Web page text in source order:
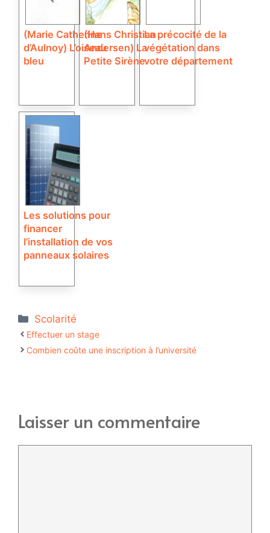
(Marie Catherine
d’Aulnoy) L’oiseau
bleu
(Hans Christian
Andersen) La
Petite Sirène
La précocité de la
végétation dans
votre département
Les solutions pour
financer
l’installation de vos
panneaux solaires
Catégories
Scolarité
Effectuer un stage
Combien coûte une inscription à l’université
Laisser un commentaire